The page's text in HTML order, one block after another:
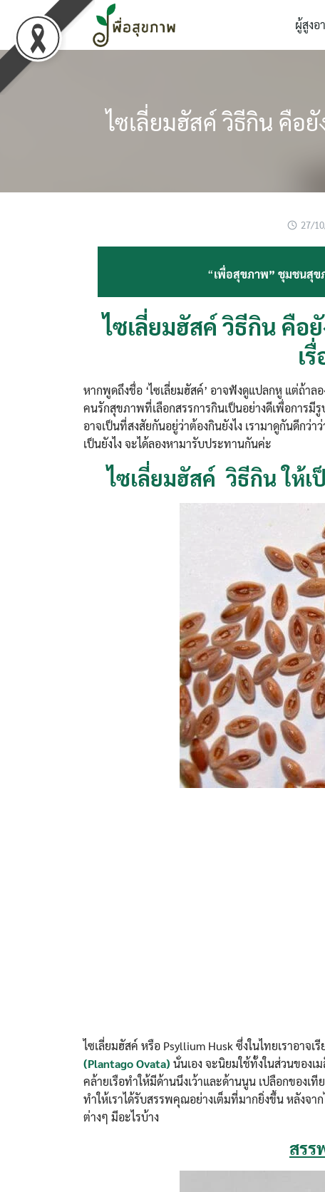
content
ผู้สูงอ
ไซเลี่ยมฮัสค์ วิธีกิน คือยั
27/
“เพื่อสุขภาพ” ชุมชนสุข
ไซเลี่ยมฮัสค์ วิธีกิน คือ
เ
หากพูดถึงชื่อ ‘ไซเลี่ยมฮัสค์’ อาจฟังดูแปลกหู แต่ถ้าล
คนรักสุขภาพที่เลือกสรรการกินเป็นอย่างดีเพื่อการ
อาจเป็นที่สงสัยกันอยู่ว่าต้องกินยังไง เรามาดูกันดีกว่
เป็นยังไง จะได้ลองหามารับประทานกันค่ะ
ไซเลี่ยมฮัสค์ วิธีกิน ให้เ
ไซเลี่ยมฮัสค์ หรือ Psyllium Husk ซึ่งในไทยเราอาจ
(Plantago Ovata) นั่นเอง จะนิยมใช้ทั้งในส่วนของ
คล้ายเรือทำให้มีด้านนึงเว้าและด้านนูน เปลือกของเ
ทำให้เราได้รับสรรพคุณอย่างเต็มที่มากยิ่งขึ้น หลังจา
ต่างๆ มีอะไรบ้าง
สรร